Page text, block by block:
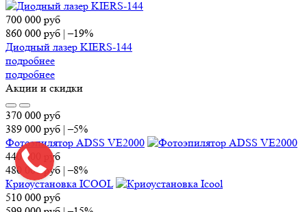
700 000 руб
860 000 руб |–19%
Диодный лазер KIERS-144
подробнее
подробнее
Акции и скидки
370 000 руб
389 000 руб |–5%
Фотоэпилятор ADSS VE2000
440 000
руб
480 000руб |–8%
Криоустановка ICOOL
510 000 руб